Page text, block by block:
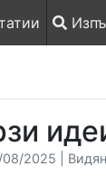
2025 |